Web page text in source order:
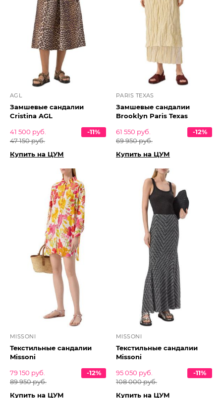
AGL
Замшевые сандалии
Cristina AGL
41 500 руб.
47 150 руб.
-11%
Купить на ЦУМ
PARIS TEXAS
Замшевые сандалии
Brooklyn Paris Texas
61 550 руб.
69 950 руб.
-12%
Купить на ЦУМ
MISSONI
Текстильные сандалии
Missoni
79 150 руб.
89 950 руб.
-12%
Купить на ЦУМ
MISSONI
Текстильные сандалии
Missoni
95 050 руб.
108 000 руб.
-11%
Купить на ЦУМ